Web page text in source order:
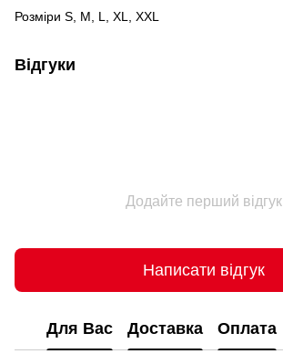
Розміри S, M, L, XL, XXL
Відгуки
Додайте перший відгук
Написати відгук
Для Вас Доставка Оплата